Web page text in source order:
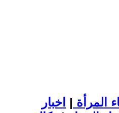
المرأة | اخبار